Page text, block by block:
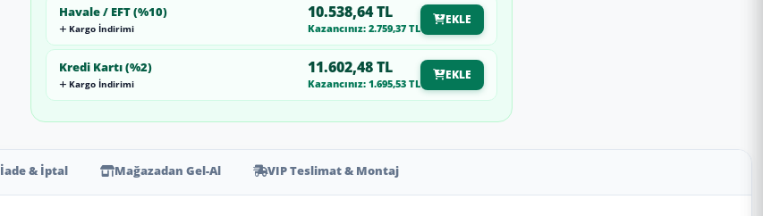
Havale / EFT (%10)
Kargo İndirimi
10.538,64 TL
Kazancınız: 2.759,37 TL
EKLE
Kredi Kartı (%2)
Kargo İndirimi
11.602,48 TL
Kazancınız: 1.695,53 TL
EKLE
İade & İptal Mağazadan Gel-Al VIP Teslimat & Montaj